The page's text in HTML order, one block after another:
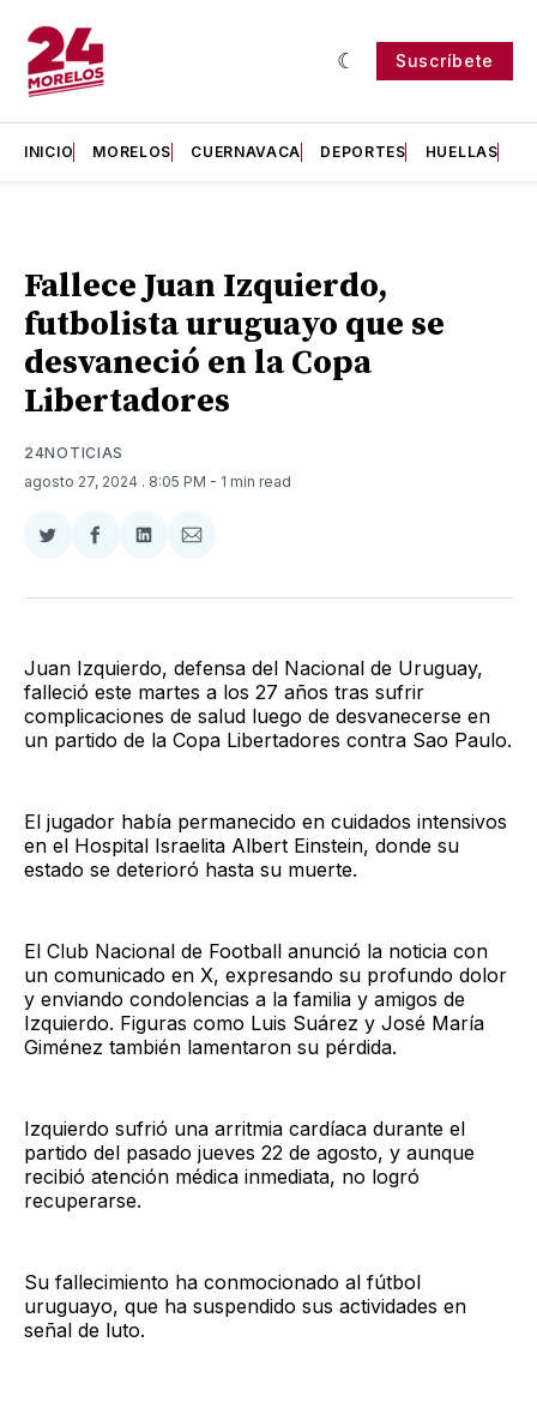
Suscríbete
INICIO MORELOS CUERNAVACA DEPORTES HUELLAS
Fallece Juan Izquierdo,
futbolista uruguayo que se
desvaneció en la Copa
Libertadores
24NOTICIAS
agosto 27, 2024 . 8:05 PM - 1 min read
Compartir
Twitter
Compartir
Facebook
Compartir
LinkedIn
Compartir
Email
Juan Izquierdo, defensa del Nacional de Uruguay,
falleció este martes a los 27 años tras sufrir
complicaciones de salud luego de desvanecerse en
un partido de la Copa Libertadores contra Sao Paulo.
El jugador había permanecido en cuidados intensivos
en el Hospital Israelita Albert Einstein, donde su
estado se deterioró hasta su muerte.
El Club Nacional de Football anunció la noticia con
un comunicado en X, expresando su profundo dolor
y enviando condolencias a la familia y amigos de
Izquierdo. Figuras como Luis Suárez y José María
Giménez también lamentaron su pérdida.
Izquierdo sufrió una arritmia cardíaca durante el
partido del pasado jueves 22 de agosto, y aunque
recibió atención médica inmediata, no logró
recuperarse.
Su fallecimiento ha conmocionado al fútbol
uruguayo, que ha suspendido sus actividades en
señal de luto.